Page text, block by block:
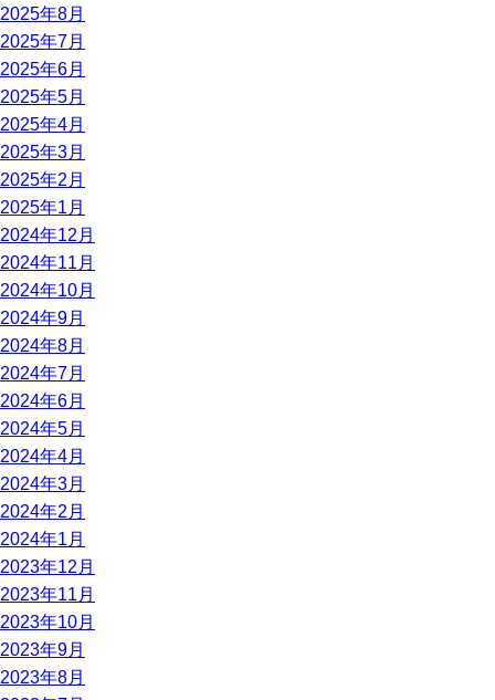
2025年8月
2025年7月
2025年6月
2025年5月
2025年4月
2025年3月
2025年2月
2025年1月
2024年12月
2024年11月
2024年10月
2024年9月
2024年8月
2024年7月
2024年6月
2024年5月
2024年4月
2024年3月
2024年2月
2024年1月
2023年12月
2023年11月
2023年10月
2023年9月
2023年8月